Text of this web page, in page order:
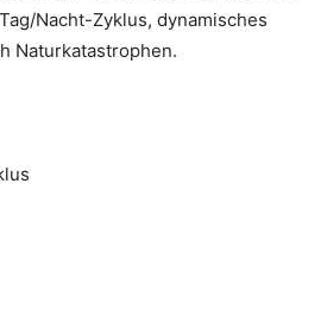
Nacht-Zyklus, dynamisches
Naturkatastrophen.